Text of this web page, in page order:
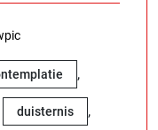
,
duisternis ,